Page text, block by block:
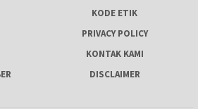
KODE ETIK
PRIVACY POLICY
KONTAK KAMI
DISCLAIMER